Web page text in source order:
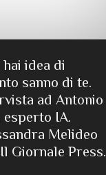
hai idea di
sanno di te.
ad Antonio
esperto IA.
Melideo
Giornale Press.